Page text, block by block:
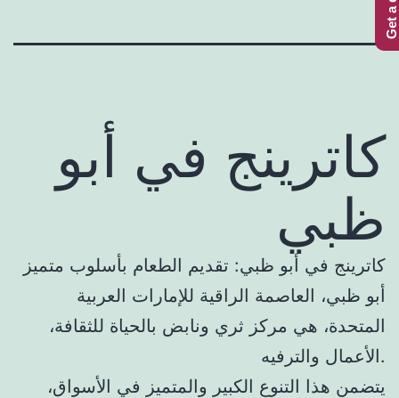
كاترينج في أبو
ظبي
كاترينج في أبو ظبي: تقديم الطعام بأسلوب متميز
أبو ظبي، العاصمة الراقية للإمارات العربية
المتحدة، هي مركز ثري ونابض بالحياة للثقافة،
الأعمال والترفيه.
يتضمن هذا التنوع الكبير والمتميز في الأسواق،